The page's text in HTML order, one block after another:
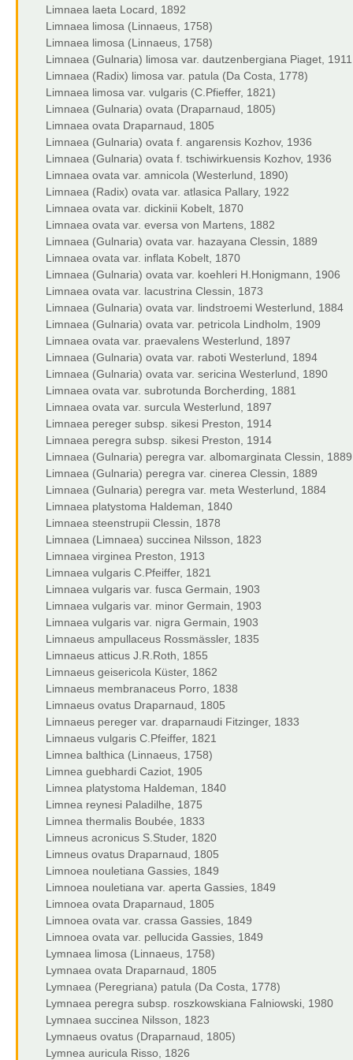
Limnaea laeta Locard, 1892
Limnaea limosa (Linnaeus, 1758)
Limnaea limosa (Linnaeus, 1758)
Limnaea (Gulnaria) limosa var. dautzenbergiana Piaget, 1911
Limnaea (Radix) limosa var. patula (Da Costa, 1778)
Limnaea limosa var. vulgaris (C.Pfieffer, 1821)
Limnaea (Gulnaria) ovata (Draparnaud, 1805)
Limnaea ovata Draparnaud, 1805
Limnaea (Gulnaria) ovata f. angarensis Kozhov, 1936
Limnaea (Gulnaria) ovata f. tschiwirkuensis Kozhov, 1936
Limnaea ovata var. amnicola (Westerlund, 1890)
Limnaea (Radix) ovata var. atlasica Pallary, 1922
Limnaea ovata var. dickinii Kobelt, 1870
Limnaea ovata var. eversa von Martens, 1882
Limnaea (Gulnaria) ovata var. hazayana Clessin, 1889
Limnaea ovata var. inflata Kobelt, 1870
Limnaea (Gulnaria) ovata var. koehleri H.Honigmann, 1906
Limnaea ovata var. lacustrina Clessin, 1873
Limnaea (Gulnaria) ovata var. lindstroemi Westerlund, 1884
Limnaea (Gulnaria) ovata var. petricola Lindholm, 1909
Limnaea ovata var. praevalens Westerlund, 1897
Limnaea (Gulnaria) ovata var. raboti Westerlund, 1894
Limnaea (Gulnaria) ovata var. sericina Westerlund, 1890
Limnaea ovata var. subrotunda Borcherding, 1881
Limnaea ovata var. surcula Westerlund, 1897
Limnaea pereger subsp. sikesi Preston, 1914
Limnaea peregra subsp. sikesi Preston, 1914
Limnaea (Gulnaria) peregra var. albomarginata Clessin, 1889
Limnaea (Gulnaria) peregra var. cinerea Clessin, 1889
Limnaea (Gulnaria) peregra var. meta Westerlund, 1884
Limnaea platystoma Haldeman, 1840
Limnaea steenstrupii Clessin, 1878
Limnaea (Limnaea) succinea Nilsson, 1823
Limnaea virginea Preston, 1913
Limnaea vulgaris C.Pfeiffer, 1821
Limnaea vulgaris var. fusca Germain, 1903
Limnaea vulgaris var. minor Germain, 1903
Limnaea vulgaris var. nigra Germain, 1903
Limnaeus ampullaceus Rossmässler, 1835
Limnaeus atticus J.R.Roth, 1855
Limnaeus geisericola Küster, 1862
Limnaeus membranaceus Porro, 1838
Limnaeus ovatus Draparnaud, 1805
Limnaeus pereger var. draparnaudi Fitzinger, 1833
Limnaeus vulgaris C.Pfeiffer, 1821
Limnea balthica (Linnaeus, 1758)
Limnea guebhardi Caziot, 1905
Limnea platystoma Haldeman, 1840
Limnea reynesi Paladilhe, 1875
Limnea thermalis Boubée, 1833
Limneus acronicus S.Studer, 1820
Limneus ovatus Draparnaud, 1805
Limnoea nouletiana Gassies, 1849
Limnoea nouletiana var. aperta Gassies, 1849
Limnoea ovata Draparnaud, 1805
Limnoea ovata var. crassa Gassies, 1849
Limnoea ovata var. pellucida Gassies, 1849
Lymnaea limosa (Linnaeus, 1758)
Lymnaea ovata Draparnaud, 1805
Lymnaea (Peregriana) patula (Da Costa, 1778)
Lymnaea peregra subsp. roszkowskiana Falniowski, 1980
Lymnaea succinea Nilsson, 1823
Lymnaeus ovatus (Draparnaud, 1805)
Lymnea auricula Risso, 1826